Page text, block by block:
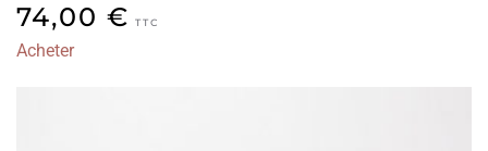
74,00 € TTC
Acheter